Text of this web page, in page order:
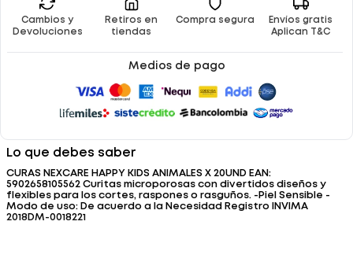
Cambios y
Devoluciones
Retiros en
tiendas
Compra segura
Envíos gratis
Aplican T&C
Medios de pago
Lo que debes saber
CURAS NEXCARE HAPPY KIDS ANIMALES X 20UND EAN:
5902658105562 Curitas microporosas con divertidos diseños y
flexibles para los cortes, raspones o rasguños. -Piel Sensible -
Modo de uso: De acuerdo a la Necesidad Registro INVIMA
2018DM-0018221